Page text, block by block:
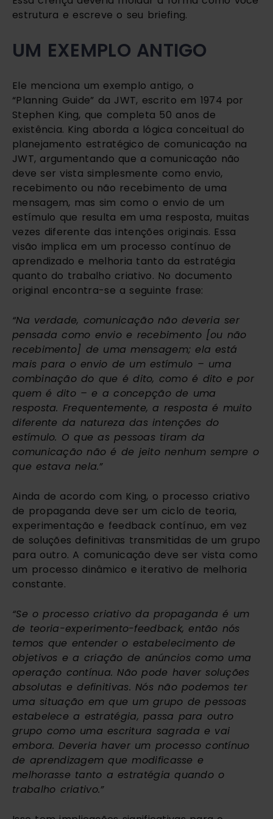
estrutura e escreve o seu briefing.
UM EXEMPLO ANTIGO
Ele menciona um exemplo antigo, o
“Planning Guide” da JWT, escrito em 1974 por
Stephen King, que completa 50 anos de
existência. King aborda a lógica conceitual do
planejamento estratégico de comunicação na
JWT, argumentando que a comunicação não
deve ser vista simplesmente como envio,
recebimento ou não recebimento de uma
mensagem, mas sim como o envio de um
estímulo que resulta em uma resposta, muitas
vezes diferente das intenções originais. Essa
visão implica em um processo contínuo de
aprendizado e melhoria tanto da estratégia
quanto do trabalho criativo. No documento
original encontra-se a seguinte frase:
“Na verdade, comunicação não deveria ser
pensada como envio e recebimento [ou não
recebimento] de uma mensagem; ela está
mais para o envio de um estímulo – uma
combinação do que é dito, como é dito e por
quem é dito – e a concepção de uma
resposta. Frequentemente, a resposta é muito
diferente da natureza das intenções do
estímulo. O que as pessoas tiram da
comunicação não é de jeito nenhum sempre o
que estava nela.”
Ainda de acordo com King, o processo criativo
de propaganda deve ser um ciclo de teoria,
experimentação e feedback contínuo, em vez
de soluções definitivas transmitidas de um grupo
para outro. A comunicação deve ser vista como
um processo dinâmico e iterativo de melhoria
constante.
“Se o processo criativo da propaganda é um
de teoria-experimento-feedback, então nós
temos que entender o estabelecimento de
objetivos e a criação de anúncios como uma
operação contínua. Não pode haver soluções
absolutas e definitivas. Nós não podemos ter
uma situação em que um grupo de pessoas
estabelece a estratégia, passa para outro
grupo como uma escritura sagrada e vai
embora. Deveria haver um processo contínuo
de aprendizagem que modificasse e
melhorasse tanto a estratégia quando o
trabalho criativo.”